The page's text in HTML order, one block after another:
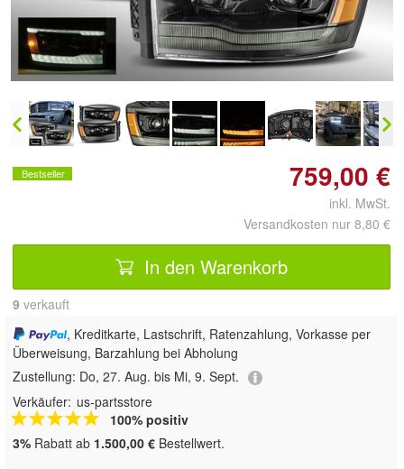
Doppelt antippen zum
vergrößern
Bestseller 759,00 €
inkl. MwSt.
Versandkosten nur 8,80 €
In den Warenkorb
9 verkauft
, Kreditkarte, Lastschrift, Ratenzahlung, Vorkasse per
Überweisung, Barzahlung bei Abholung
Zustellung: Do, 27. Aug. bis Mi, 9. Sept.
Verkäufer: us-partsstore
100% positiv
3% Rabatt ab 1.500,00 € Bestellwert.